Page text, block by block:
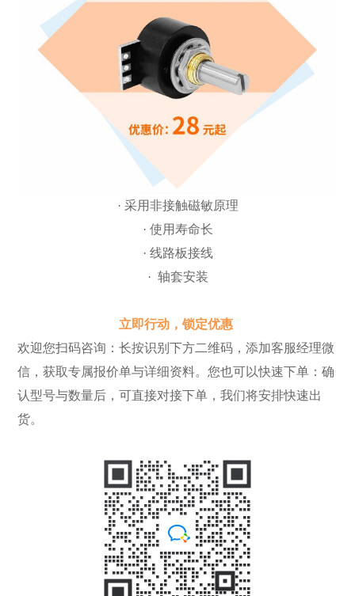
· 采用非接触磁敏原理
· 使用寿命长
· 线路板接线
· 轴套安装
立即行动，锁定优惠
欢迎您扫码咨询：长按识别下方二维码，添加客服经理微
信，获取专属报价单与详细资料。您也可以快速下单：确
认型号与数量后，可直接对接下单，我们将安排快速出
货。